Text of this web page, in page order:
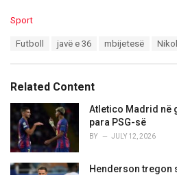
C
o
r
i
s
:
Sport
:
Futboll javë e 36 mbijetesë
Related Content
Atletico Madrid në
para PSG-së
BY JULY 12, 2026
Henderson tregon